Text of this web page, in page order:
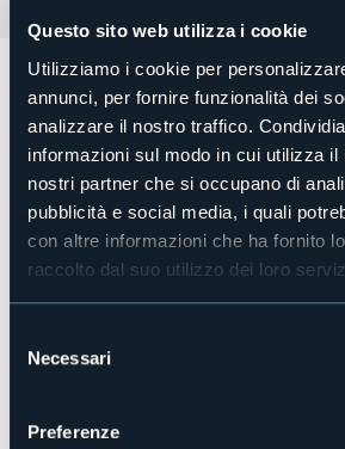
Questo sito web utilizza i cookie
Utilizziamo i cookie per
annunci, per fornire funzionalità dei
analizzare il nostro traffico.
informazioni sul modo in cui utilizza il
nostri partner che si occupano di
pubblicità e social media, i quali
con altre informazioni che ha fornito
raccolto dal suo utilizzo dei loro
delNecessari
Preferenze
Rassegna Concertistica - Musica
Concertando
4 agosto 2024
I concerti si terranno sulla gradinata
Parrocchiale (in caso di pioggia presso
Inizio ore 21, ingresso libero
Luogo dell'evento
Chiesa Parrocchiale (in caso di pioggia
Alveare)
+39 0324 7001
municipio@comune.varzo.vb.it